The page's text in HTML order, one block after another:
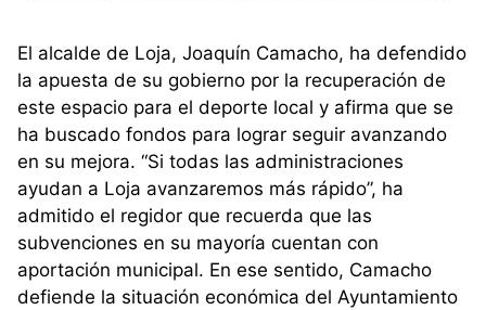
El alcalde de Loja, Joaquín Camacho, ha defendido
la apuesta de su gobierno por la recuperación de
este espacio para el deporte local y afirma que se
ha buscado fondos para lograr seguir avanzando
en su mejora. “Si todas las administraciones
ayudan a Loja avanzaremos más rápido”, ha
admitido el regidor que recuerda que las
subvenciones en su mayoría cuentan con
aportación municipal. En ese sentido, Camacho
defiende la situación económica del Ayuntamiento